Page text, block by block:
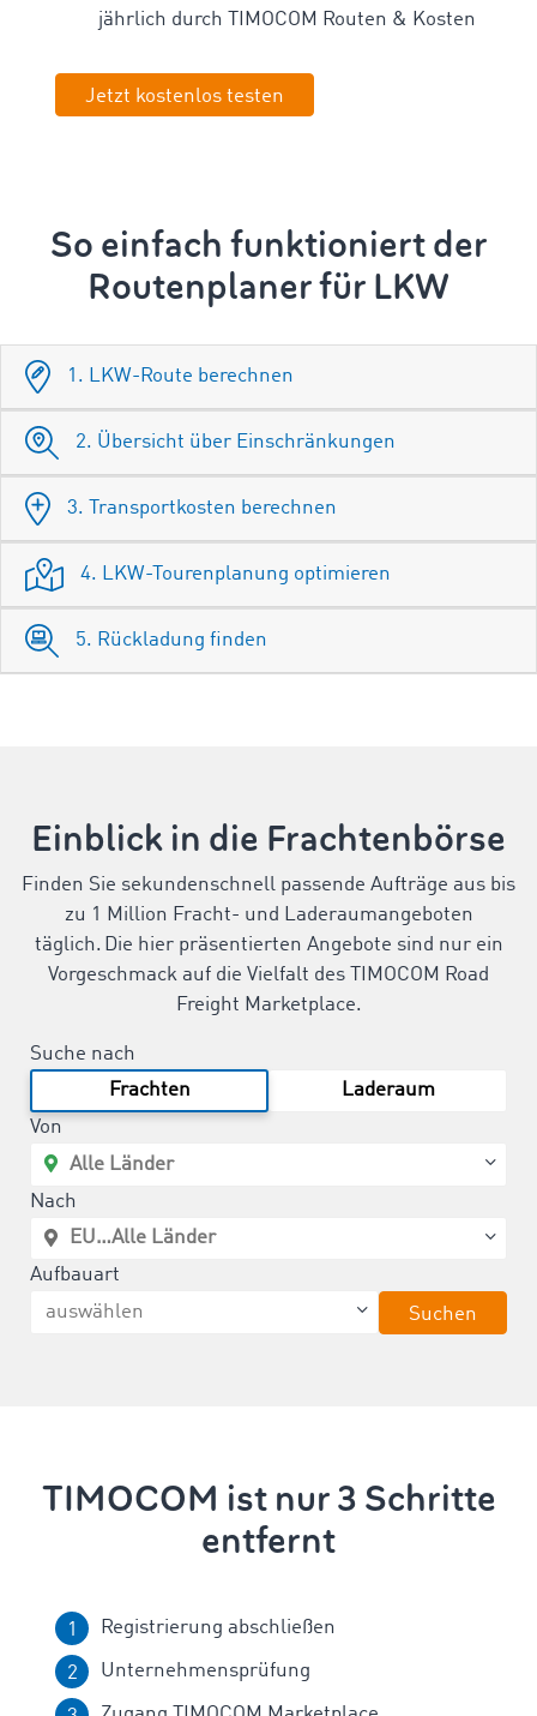
jährlich durch TIMOCOM Routen & Kosten
Jetzt kostenlos testen
So einfach funktioniert der
Routenplaner für LKW
1. LKW-Route berechnen
2. Übersicht über Einschränkungen
3. Transportkosten berechnen
4. LKW-Tourenplanung optimieren
5. Rückladung finden
Einblick in die Frachtenbörse
Finden Sie sekundenschnell passende Aufträge aus bis
zu 1 Million Fracht- und Laderaumangeboten
täglich. Die hier präsentierten Angebote sind nur ein
Vorgeschmack auf die Vielfalt des TIMOCOM Road
Freight Marketplace.
Suche nach
Frachten
Laderaum
Von
Nach
Aufbauart
Suchen
TIMOCOM ist nur 3 Schritte
entfernt
Registrierung abschließen
Unternehmensprüfung